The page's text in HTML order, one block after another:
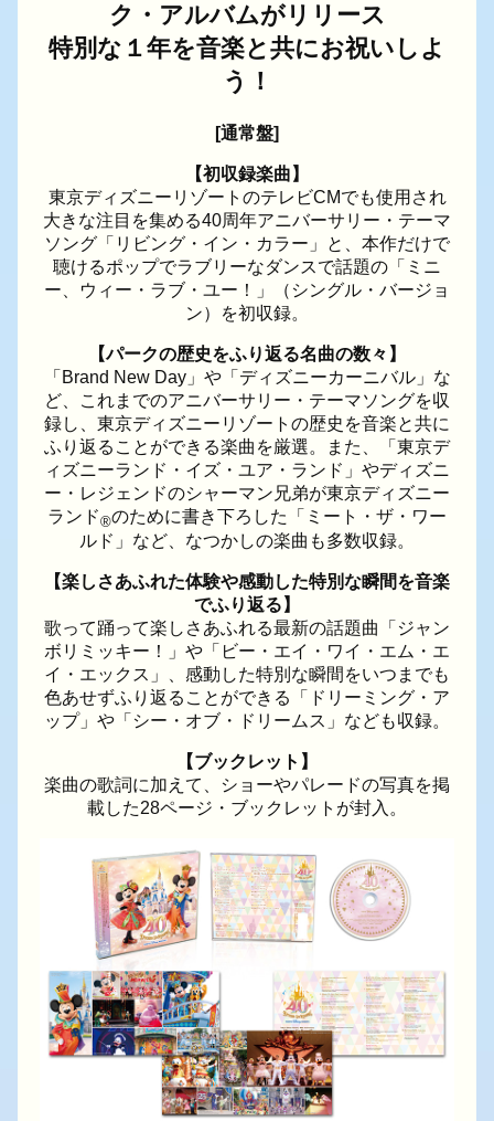
ク・アルバムがリリース
特別な１年を音楽と共にお祝いしよ
う！
[通常盤]
【初収録楽曲】
東京ディズニーリゾートのテレビCMでも使用され
大きな注目を集める40周年アニバーサリー・テーマ
ソング「リビング・イン・カラー」と、本作だけで
聴けるポップでラブリーなダンスで話題の「ミニ
ー、ウィー・ラブ・ユー！」（シングル・バージョ
ン）を初収録。
【パークの歴史をふり返る名曲の数々】
「Brand New Day」や「ディズニーカーニバル」な
ど、これまでのアニバーサリー・テーマソングを収
録し、東京ディズニーリゾートの歴史を音楽と共に
ふり返ることができる楽曲を厳選。また、「東京デ
ィズニーランド・イズ・ユア・ランド」やディズニ
ー・レジェンドのシャーマン兄弟が東京ディズニー
ランド®のために書き下ろした「ミート・ザ・ワー
ルド」など、なつかしの楽曲も多数収録。
【楽しさあふれた体験や感動した特別な瞬間を音楽
でふり返る】
歌って踊って楽しさあふれる最新の話題曲「ジャン
ボリミッキー！」や「ビー・エイ・ワイ・エム・エ
イ・エックス」、感動した特別な瞬間をいつまでも
色あせずふり返ることができる「ドリーミング・ア
ップ」や「シー・オブ・ドリームス」なども収録。
【ブックレット】
楽曲の歌詞に加えて、ショーやパレードの写真を掲
載した28ページ・ブックレットが封入。